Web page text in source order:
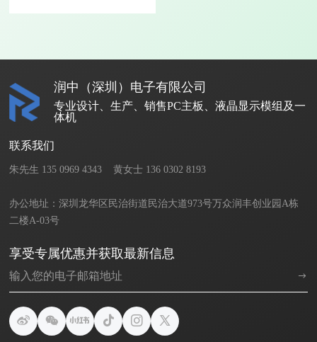
润中（深圳）电子有限公司
专业设计、生产、销售PC主板、液晶显示模组及一
体机
享受专属优惠并获取最新信息
联系我们
朱先生 135 0969 4343    黄女士 136 0302 8193
办公地址：深圳龙华区民治街道民治大道973号万众润丰创业园A栋
二楼A-03号